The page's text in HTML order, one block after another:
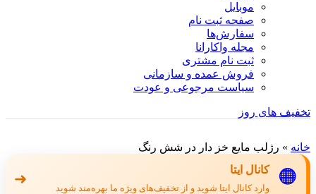
موبایل
صفحه ثبت نام
سفارش‌ها
مجله واکارانا
ثبت نام مشتری
فروش عمده و سازمانی
سیاست مرجوعی و عودت
تخفیف های روز
خانه » رژلب مایع خز دار در شش رنگ
🟠 کانال ایتا
وارد کانال ایتا شوید و از تخفیف‌های ویژه ما بهره‌مند شوید ➜